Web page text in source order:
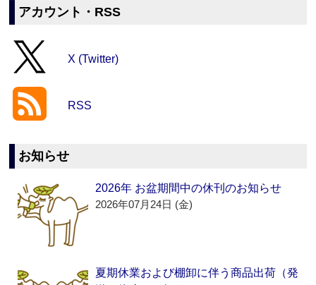
アカウント・RSS
X (Twitter)
RSS
お知らせ
2026年 お盆期間中の休刊のお知らせ
2026年07月24日 (金)
夏期休業および棚卸に伴う商品出荷（発